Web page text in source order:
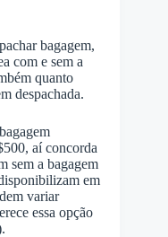
bagagem,
com e sem a
quanto
despachada.
aí concorda
sem a bagagem
em
variar
essa opção